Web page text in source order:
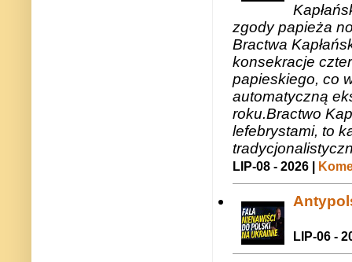
zgody papieża
Bractwa
konsekracje
papieskiego, co
automatyczną
roku.Bractwo
lefebrystami, to
LIP-08 - 2026 |
LIP-06 -